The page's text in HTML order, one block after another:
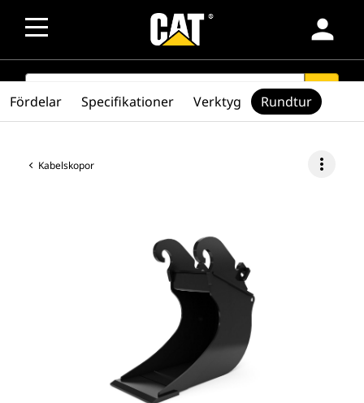
person
SEARCH search
Kabelskopor more_vert
Fördelar Specifikationer Verktyg Rundtur